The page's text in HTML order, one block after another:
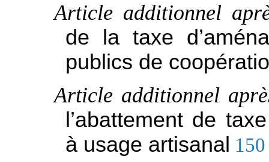
Article additionnel
de la taxe
publics de
Article additionnel
l’abattement de
à usage artisanal 150